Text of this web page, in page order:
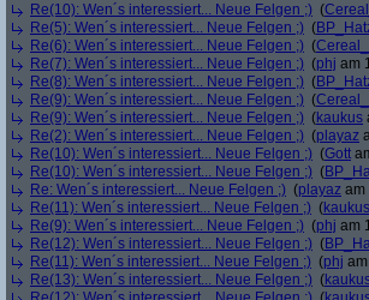
Re(10): Wen´s interessiert... Neue Felgen ;) (
Re(5): Wen´s interessiert... Neue Felgen ;) (
Re(6): Wen´s interessiert... Neue Felgen ;) (
Re(7): Wen´s interessiert... Neue Felgen ;) (phj am
Re(8): Wen´s interessiert... Neue Felgen ;) (
Re(9): Wen´s interessiert... Neue Felgen ;) (
Re(9): Wen´s interessiert... Neue Felgen ;) (kaukus
Re(2): Wen´s interessiert... Neue Felgen ;) (playaz
Re(10): Wen´s interessiert... Neue Felgen ;) (Gott
Re(10): Wen´s interessiert... Neue Felgen ;) (
Re: Wen´s interessiert... Neue Felgen ;) (playaz am
Re(11): Wen´s interessiert... Neue Felgen ;) (kaukus
Re(9): Wen´s interessiert... Neue Felgen ;) (phj am
Re(12): Wen´s interessiert... Neue Felgen ;) (
Re(11): Wen´s interessiert... Neue Felgen ;) (phj
Re(13): Wen´s interessiert... Neue Felgen ;) (